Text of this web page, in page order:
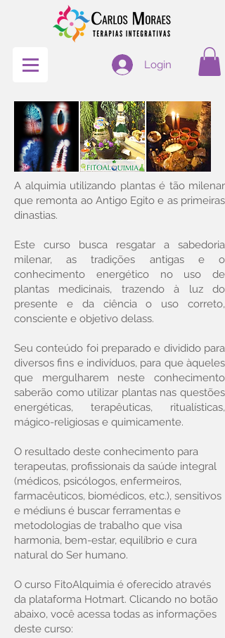
Login
A alquimia utilizando plantas é tão milenar
que remonta ao Antigo Egito e as primeiras
dinastias.
Este curso busca resgatar a sabedoria
milenar, as tradições antigas e o
conhecimento energético no uso de
plantas medicinais, trazendo à luz do
presente e da ciência o uso correto,
consciente e objetivo delass.
Seu conteúdo foi preparado e dividido para
diversos fins e indivíduos, para que àqueles
que mergulharem neste conhecimento
saberão como utilizar plantas nas questões
energéticas, terapêuticas, ritualísticas,
mágico-religiosas e quimicamente.
O resultado deste conhecimento para
terapeutas, profissionais da saúde integral
(médicos, psicólogos, enfermeiros,
farmacêuticos, biomédicos, etc.), sensitivos
e médiuns é buscar ferramentas e
metodologias de trabalho que visa
harmonia, bem-estar, equilíbrio e cura
natural do Ser humano.
O curso FitoAlquimia é oferecido através
da plataforma Hotmart. Clicando no botão
abaixo, você acessa todas as informações
deste curso: